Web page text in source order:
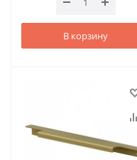
В корзину